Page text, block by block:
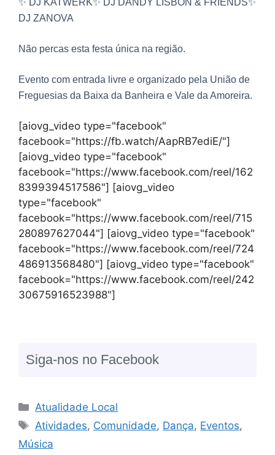
DJ ZANOVA
Não percas esta festa única na região.
Evento com entrada livre e organizado pela União de
Freguesias da Baixa da Banheira e Vale da Amoreira.
[aiovg_video type="facebook"
facebook="https://fb.watch/AapRB7ediE/"]
[aiovg_video type="facebook"
facebook="https://www.facebook.com/reel/162
8399394517586"] [aiovg_video
type="facebook"
facebook="https://www.facebook.com/reel/715
280897627044"] [aiovg_video type="facebook"
facebook="https://www.facebook.com/reel/724
486913568480"] [aiovg_video type="facebook"
facebook="https://www.facebook.com/reel/242
30675916523988"]
Siga-nos no Facebook
Atualidade Local
Atividades, Comunidade, Dança, Eventos,
Música